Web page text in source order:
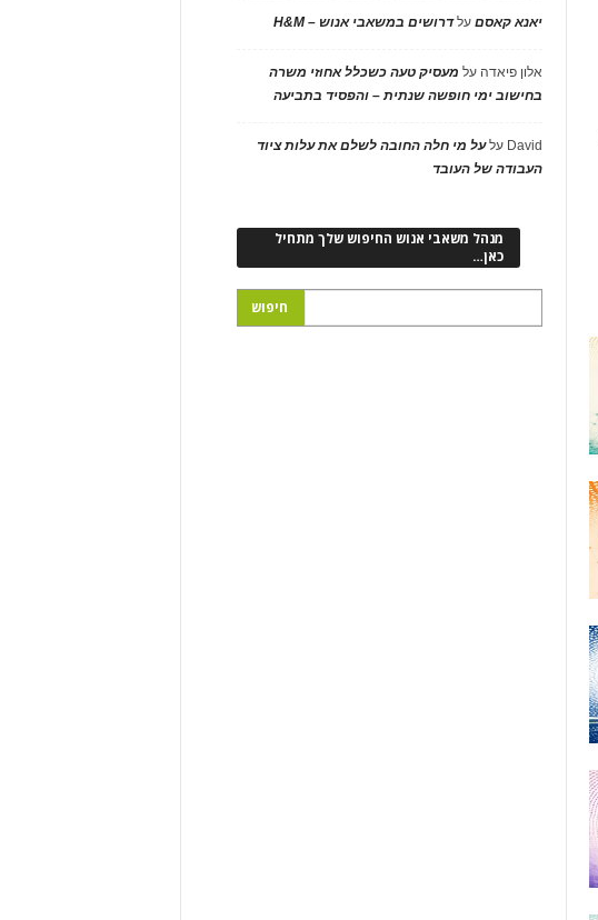
יאנא קאסםעלדרושים במשאבי אנוש – H&M
אלון פיאדה על מעסיק טעה כשכלל אחוזי משרה
בחישוב ימי חופשה שנתית – והפסיד בתביעה
David עלעל מי חלה החובה לשלם את עלות ציוד
העבודה של העובד
מנהל משאבי אנוש החיפוש שלך מתחיל
כאן…